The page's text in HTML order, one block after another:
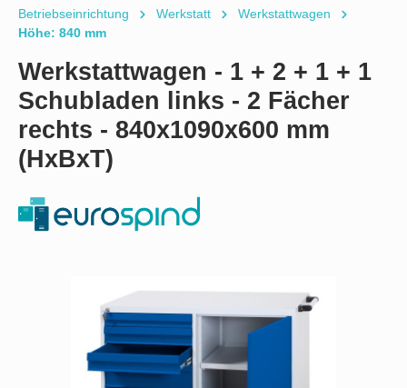
Betriebseinrichtung Werkstatt
Werkstattwagen
Höhe: 840 mm
Werkstattwagen - 1 + 2 + 1 + 1
Schubladen links - 2 Fächer
rechts - 840x1090x600 mm
(HxBxT)